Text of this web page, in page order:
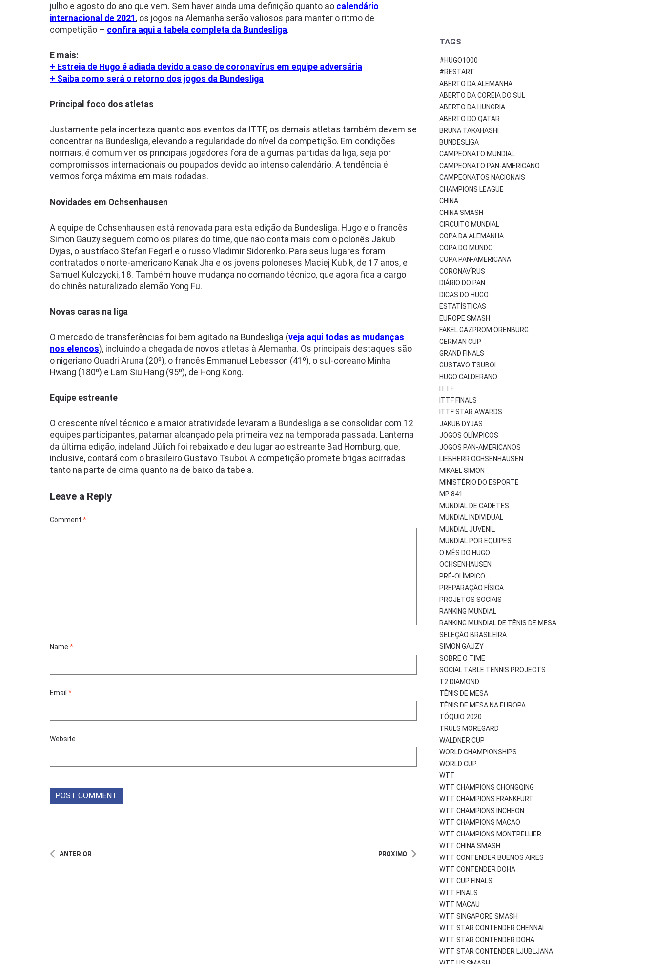
julho e agosto do ano que vem. Sem haver ainda uma definição quanto ao calendário
internacional de 2021 , os jogos na Alemanha serão valiosos para manter o ritmo de
competição – confira aqui a tabela completa da Bundesliga.
E mais:
+ Estreia de Hugo é adiada devido a caso de coronavírus em equipe adversária
+ Saiba como será o retorno dos jogos da Bundesliga
Principal foco dos atletas
Justamente pela incerteza quanto aos eventos da ITTF, os demais atletas também devem se
concentrar na Bundesliga, elevando a regularidade do nível da competição. Em condições
normais, é comum ver os principais jogadores fora de algumas partidas da liga, seja por
compromissos internacionais ou poupados devido ao intenso calendário. A tendência é
vermos força máxima em mais rodadas.
Novidades em Ochsenhausen
A equipe de Ochsenhausen está renovada para esta edição da Bundesliga. Hugo e o francês
Simon Gauzy seguem como os pilares do time, que não conta mais com o polonês Jakub
Dyjas, o austríaco Stefan Fegerl e o russo Vladimir Sidorenko. Para seus lugares foram
contratados o norte-americano Kanak Jha e os jovens poloneses Maciej Kubik, de 17 anos, e
Samuel Kulczycki, 18. Também houve mudança no comando técnico, que agora fica a cargo
do chinês naturalizado alemão Yong Fu.
Novas caras na liga
O mercado de transferências foi bem agitado na Bundesliga (veja aqui todas as mudanças
nos elencos), incluindo a chegada de novos atletas à Alemanha. Os principais destaques são
o nigeriano Quadri Aruna (20º), o francês Emmanuel Lebesson (41º), o sul-coreano Minha
Hwang (180º) e Lam Siu Hang (95º), de Hong Kong.
Equipe estreante
O crescente nível técnico e a maior atratividade levaram a Bundesliga a se consolidar com 12
equipes participantes, patamar alcançado pela primeira vez na temporada passada. Lanterna
da última edição, indeland Jülich foi rebaixado e deu lugar ao estreante Bad Homburg, que,
inclusive, contará com o brasileiro Gustavo Tsuboi. A competição promete brigas acirradas
tanto na parte de cima quanto na de baixo da tabela.
Leave a Reply
Comment *
Name *
Email *
Website
ANTERIOR PRÓXIMO
TAGS
#HUGO1000
#RESTART
ABERTO DA ALEMANHA
ABERTO DA COREIA DO SUL
ABERTO DA HUNGRIA
ABERTO DO QATAR
BRUNA TAKAHASHI
BUNDESLIGA
CAMPEONATO MUNDIAL
CAMPEONATO PAN-AMERICANO
CAMPEONATOS NACIONAIS
CHAMPIONS LEAGUE
CHINA
CHINA SMASH
CIRCUITO MUNDIAL
COPA DA ALEMANHA
COPA DO MUNDO
COPA PAN-AMERICANA
CORONAVÍRUS
DIÁRIO DO PAN
DICAS DO HUGO
ESTATÍSTICAS
EUROPE SMASH
FAKEL GAZPROM ORENBURG
GERMAN CUP
GRAND FINALS
GUSTAVO TSUBOI
HUGO CALDERANO
ITTF
ITTF FINALS
ITTF STAR AWARDS
JAKUB DYJAS
JOGOS OLÍMPICOS
JOGOS PAN-AMERICANOS
LIEBHERR OCHSENHAUSEN
MIKAEL SIMON
MINISTÉRIO DO ESPORTE
MP 841
MUNDIAL DE CADETES
MUNDIAL INDIVIDUAL
MUNDIAL JUVENIL
MUNDIAL POR EQUIPES
O MÊS DO HUGO
OCHSENHAUSEN
PRÉ-OLÍMPICO
PREPARAÇÃO FÍSICA
PROJETOS SOCIAIS
RANKING MUNDIAL
RANKING MUNDIAL DE TÊNIS DE MESA
SELEÇÃO BRASILEIRA
SIMON GAUZY
SOBRE O TIME
SOCIAL TABLE TENNIS PROJECTS
T2 DIAMOND
TÊNIS DE MESA
TÊNIS DE MESA NA EUROPA
TÓQUIO 2020
TRULS MOREGARD
WALDNER CUP
WORLD CHAMPIONSHIPS
WORLD CUP
WTT
WTT CHAMPIONS CHONGQING
WTT CHAMPIONS FRANKFURT
WTT CHAMPIONS INCHEON
WTT CHAMPIONS MACAO
WTT CHAMPIONS MONTPELLIER
WTT CHINA SMASH
WTT CONTENDER BUENOS AIRES
WTT CONTENDER DOHA
WTT CUP FINALS
WTT FINALS
WTT MACAU
WTT SINGAPORE SMASH
WTT STAR CONTENDER CHENNAI
WTT STAR CONTENDER DOHA
WTT STAR CONTENDER LJUBLJANA